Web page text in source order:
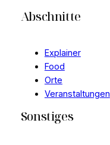
Abschnitte
Explainer
Food
Orte
Veranstaltungen
Sonstiges